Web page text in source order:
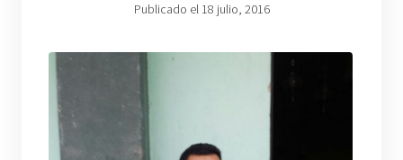
Publicado el 18 julio, 2016